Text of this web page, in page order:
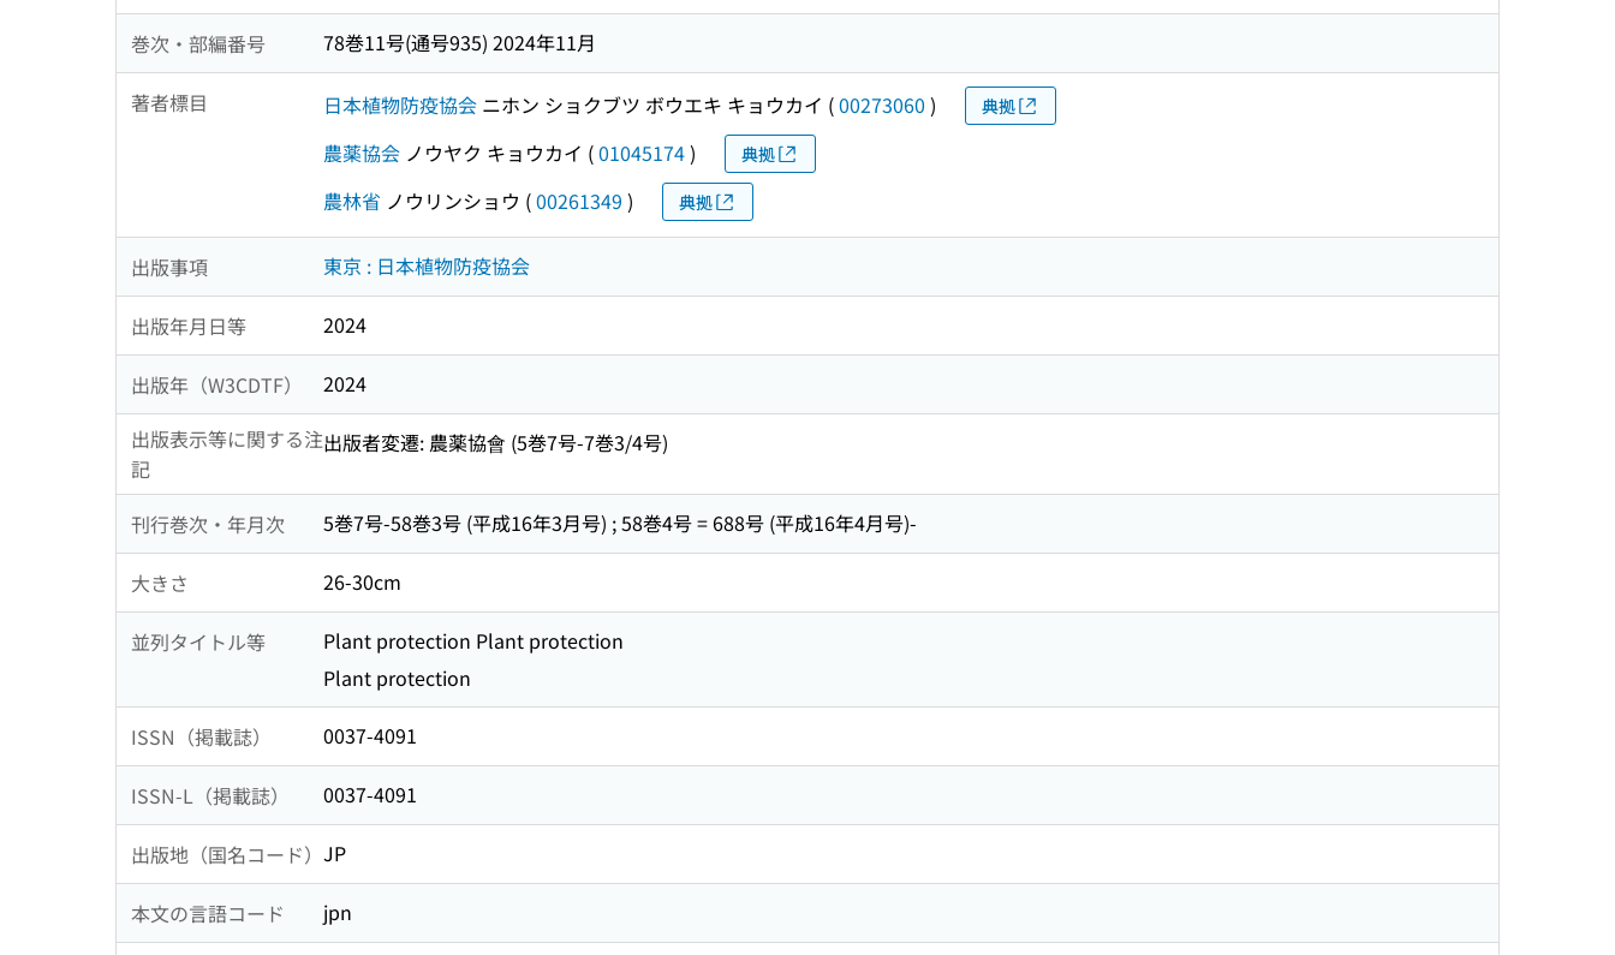
巻次・部編番号 78巻11号(通号935) 2024年11月
著者標目 日本植物防疫協会 ニホン ショクブツ ボウエキ キョウカイ (00273060 ) 典拠
農薬協会 ノウヤク キョウカイ (01045174) 典拠
農林省 ノウリンショウ (00261349 ) 典拠
出版事項 東京 : 日本植物防疫協会
出版年月日等 2024
出版年（W3CDTF）
2024
出版表示等に関する注
記
出版者変遷: 農薬協會 (5巻7号-7巻3/4号)
刊行巻次・年月次 5巻7号-58巻3号 (平成16年3月号) ; 58巻4号 = 688号 (平成16年4月号)-
大きさ 26-30cm
並列タイトル等
Plant protection Plant protection
Plant protection
ISSN（掲載誌） 0037-4091
ISSN-L（掲載誌） 0037-4091
出版地（国名コード） JP
本文の言語コード jpn